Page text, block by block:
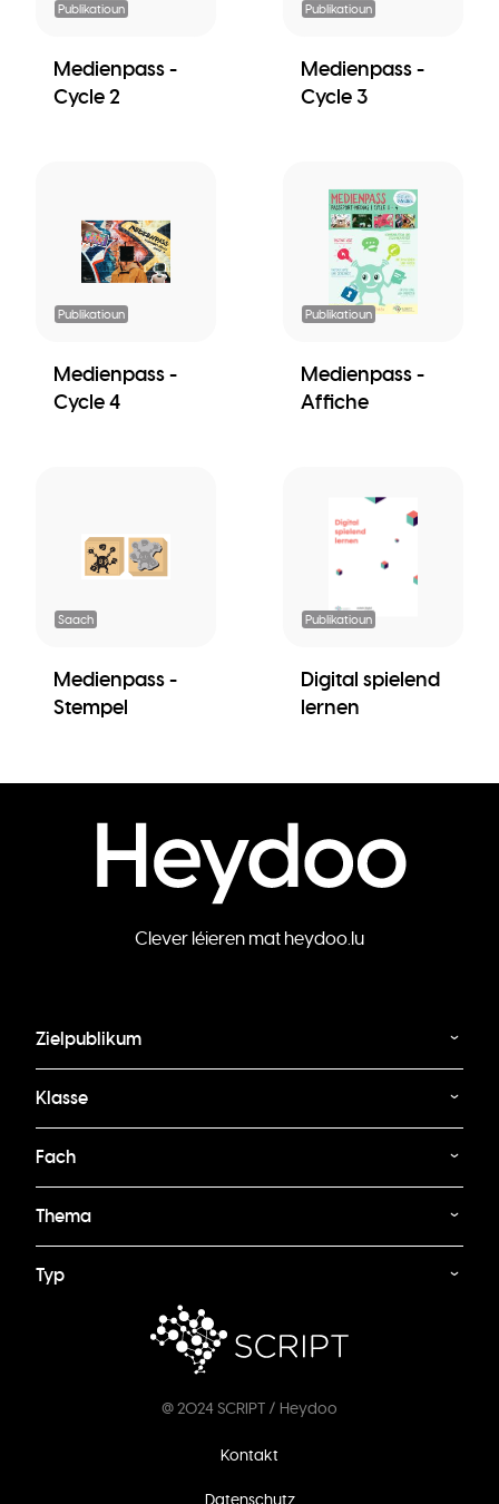
Publikatioun
Medienpass -
Cycle 2
Publikatioun
Medienpass -
Cycle 3
Publikatioun
Medienpass -
Cycle 4
Publikatioun
Medienpass -
Affiche
Saach
Medienpass -
Stempel
Publikatioun
Digital spielend
lernen
Clever léieren mat heydoo.lu
Zielpublikum
Klasse
Fach
Thema
Typ
@ 2024 SCRIPT / Heydoo
Kontakt
Datenschutz